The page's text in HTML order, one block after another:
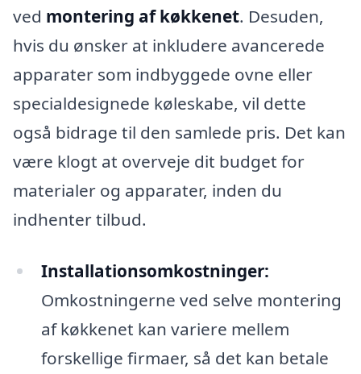
ved montering af køkkenet. Desuden,
hvis du ønsker at inkludere avancerede
apparater som indbyggede ovne eller
specialdesignede køleskabe, vil dette
også bidrage til den samlede pris. Det kan
være klogt at overveje dit budget for
materialer og apparater, inden du
indhenter tilbud.
Installationsomkostninger:
Omkostningerne ved selve montering
af køkkenet kan variere mellem
forskellige firmaer, så det kan betale